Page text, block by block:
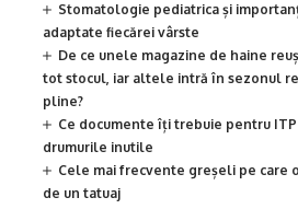
Stomatologie pediatrica și
adaptate fiecărei vârste
De ce unele magazine de haine
tot stocul, iar altele intră în sezonul
pline?
Ce documente îți trebuie pentru
drumurile inutile
Cele mai frecvente greșeli pe care
de un tatuaj